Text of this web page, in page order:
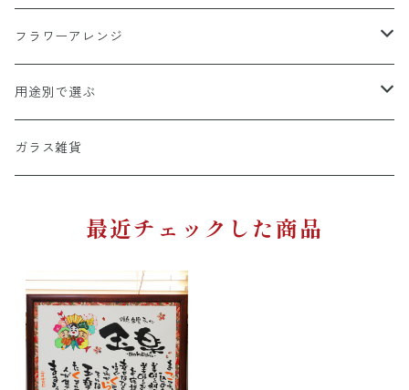
パステル背景
A4彩シリーズ
命名書
ガラスフレーム（ガラス細工額）
檜（ひのき）国産天然木
グルメカタログ
出産祝い専用カタログ
カタログ＋スイーツ
〜5000円
5001円〜10000円
栗スイーツ
桃スイーツ
バームクーヘン
フラワーアレンジ
和風アレンジ
洋風アレンジ
仏花
用途別で選ぶ
結婚祝い・記念日
出産祝い・命名
お祝い・内祝
ガラス雑貨
最近チェックした商品